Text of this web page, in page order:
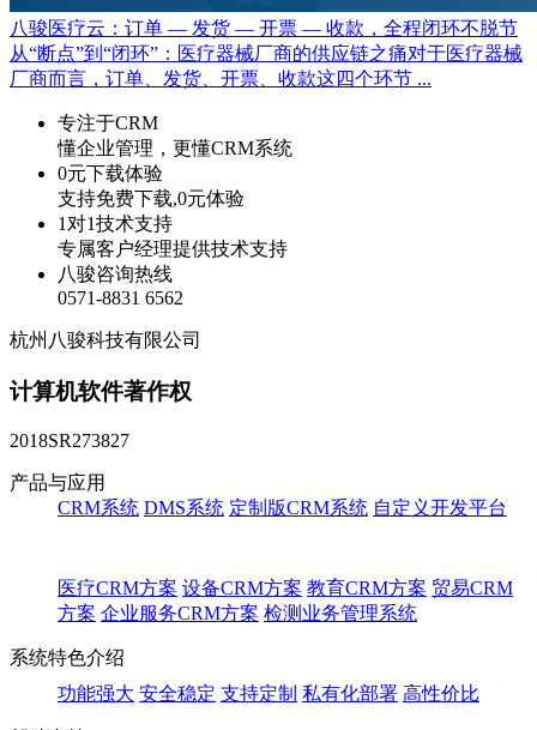
八骏医疗云：订单 — 发货 — 开票 — 收款，全程闭环不脱节
从“断点”到“闭环”：医疗器械厂商的供应链之痛对于医疗器械
厂商而言，订单、发货、开票、收款这四个环节 ...
专注于CRM
懂企业管理，更懂CRM系统
0元下载体验
支持免费下载,0元体验
1对1技术支持
专属客户经理提供技术支持
八骏咨询热线
0571-8831 6562
杭州八骏科技有限公司
计算机软件著作权
2018SR273827
产品与应用
CRM系统 DMS系统 定制版CRM系统 自定义开发平台
医疗CRM方案 设备CRM方案 教育CRM方案 贸易CRM
方案 企业服务CRM方案 检测业务管理系统
系统特色介绍
功能强大 安全稳定 支持定制 私有化部署 高性价比